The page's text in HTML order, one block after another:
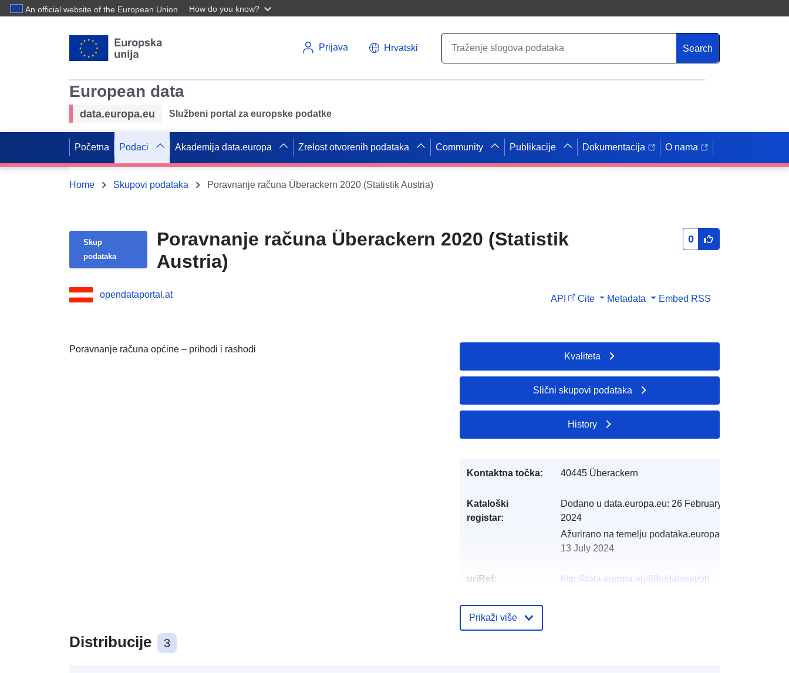
An official website of the European Union How do you know?
Prijava Hrvatski Search
European data
data.europa.eu Službeni portal za europske podatke
Početna Podaci Akademija data.europa Zrelost otvorenih podataka Community Publikacije Dokumentacija O nama
Home Skupovi podataka Poravnanje računa Überackern 2020 (Statistik Austria)
Skup
podataka
Poravnanje računa Überackern 2020 (Statistik
Austria)
0
opendataportal.at API Cite Metadata Embed RSS
Poravnanje računa općine – prihodi i rashodi
Distribucije 3
Kvaliteta
Slični skupovi podataka
History
Kontaktna točka: 40445 Überackern
Kataloški
registar:
Dodano u data.europa.eu: 26 February
2024
Ažurirano na temelju podataka.europa.eu:
13 July 2024
uriRef:
http://data.europa.eu/88u/dataset/oh
Prikaži više